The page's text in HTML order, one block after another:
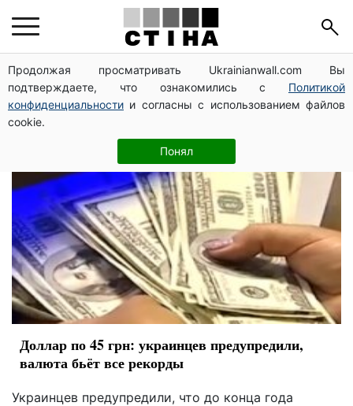
Продолжая просматривать Ukrainianwall.com Вы
подтверждаете, что ознакомились с Политикой
конфиденциальности и согласны с использованием файлов
cookie.
Понял
експерти
Доллар по 45 грн: украинцев предупредили,
валюта бьёт все рекорды
Украинцев предупредили, что до конца года